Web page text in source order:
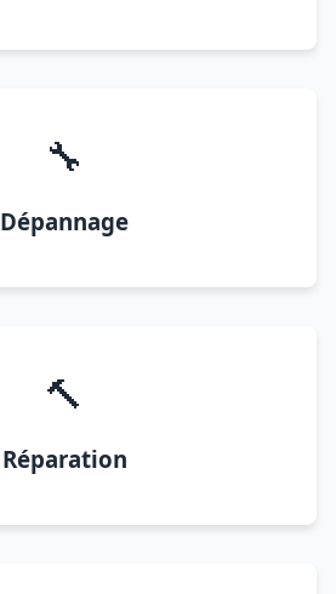
🔧
Dépannage
🔨
Réparation